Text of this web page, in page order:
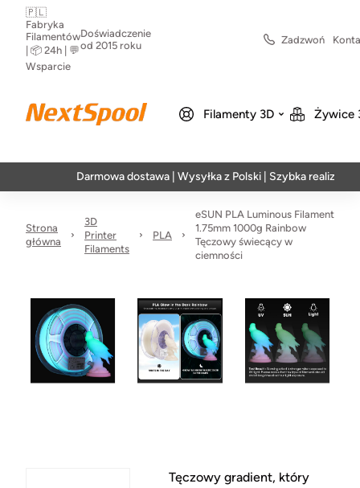
🇵🇱
Fabryka
Filamentów
| 📦 24h | 💬
Wsparcie
Doświadczenie
od 2015 roku
Zadzwoń
Filamenty 3D Żywice
Darmowa dostawa | Wysyłka z Polski | Szybka realizacja w 24h
Strona
główna
3D
Printer
Filaments
PLA
eSUN PLA Luminous Filament
1.75mm 1000g Rainbow
Tęczowy świecący w
ciemności
Tęczowy gradient, który